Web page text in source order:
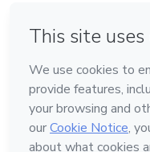
Feito com ❤ em Bogotá
Conheça a Hotmart